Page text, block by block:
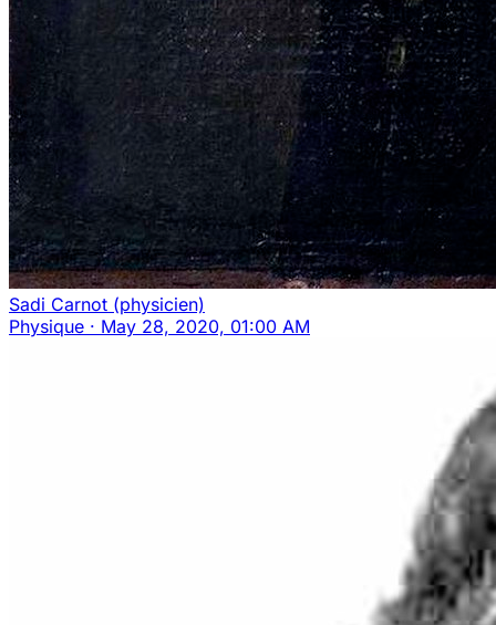
Sadi Carnot (physicien)
Physique · May 28, 2020, 01:00 AM